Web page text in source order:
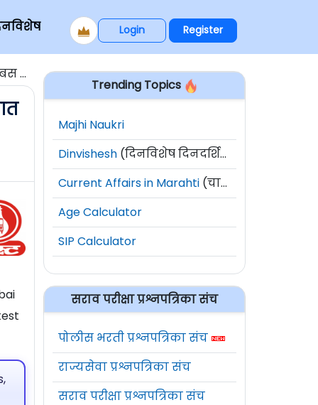
Login Register
Trending Topics
Majhi Naukri
Dinvishesh (दिनविशेष दिनदर्शिका)
Current Affairs in Marahti (चालू घडामोडी)
Age Calculator
SIP Calculator
सराव परीक्षा प्रश्नपत्रिका संच
पोलीस भरती प्रश्नपत्रिका संच
राज्यसेवा प्रश्नपत्रिका संच
सराव परीक्षा प्रश्नपत्रिका संच